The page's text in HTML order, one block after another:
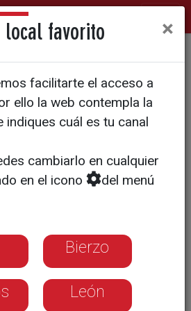
el Salamanca
de Tercera
local favorito ×
facilitarte el acceso a
ello la web contempla la
indiques cuál es tu canal
cambiarlo en cualquier
en el icono
del menú
Bierzo
León